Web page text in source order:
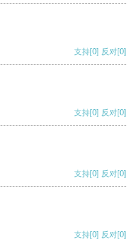
支持[0] 反对[0]
支持[0] 反对[0]
支持[0] 反对[0]
支持[0] 反对[0]